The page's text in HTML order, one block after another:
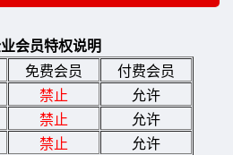
会员特权说明
免费会员
付费会员
禁止
允许
禁止
允许
禁止
允许